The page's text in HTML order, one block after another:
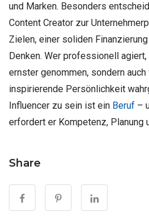
und Marken. Besonders
Content Creator zur
Zielen, einer soliden
Denken. Wer professionell
ernster genommen, sondern
inspirierende Persönlichkeit
Influencer zu sein ist ein Beruf –
erfordert er Kompetenz, Planung
Share